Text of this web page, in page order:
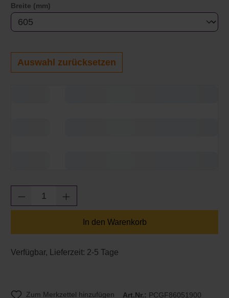
Breite (mm)
Auswahl zurücksetzen
Produkt Anzahl: Gib den gewünschten
In den Warenkorb
Verfügbar, Lieferzeit: 2-5 Tage
Zum Merkzettel hinzufügen Art.Nr.: PCGF86051900